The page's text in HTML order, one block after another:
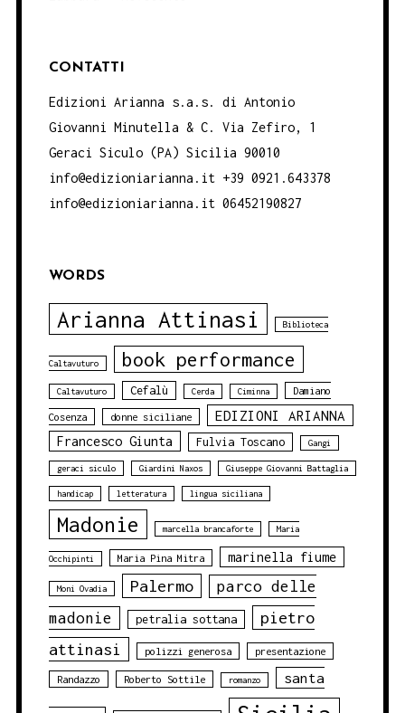
CONTATTI
Edizioni Arianna s.a.s. di Antonio
Giovanni Minutella & C. Via Zefiro, 1
Geraci Siculo (PA) Sicilia 90010
info@edizioniarianna.it +39 0921.643378
info@edizioniarianna.it 06452190827
WORDS
Arianna Attinasi Biblioteca
Caltavuturo book performance
Caltavuturo Cefalù Cerda Ciminna Damiano
Cosenza donne siciliane EDIZIONI ARIANNA
Francesco Giunta Fulvia Toscano Gangi
geraci siculo Giardini Naxos Giuseppe Giovanni Battaglia
handicap letteratura lingua siciliana
Madonie marcella brancaforte Maria
Occhipinti Maria Pina Mitra marinella fiume
Moni Ovadia Palermo
parco delle
madonie
petralia sottana
pietro
attinasi
polizzi generosa presentazione
Randazzo Roberto Sottile romanzo santa